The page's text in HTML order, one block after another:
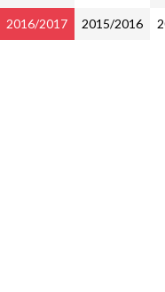
2016/2017 2015/2016